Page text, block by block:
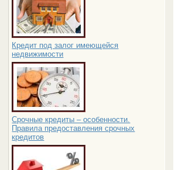
Кредит под залог имеющейся
недвижимости
Срочные кредиты – особенности.
Правила предоставления срочных
кредитов